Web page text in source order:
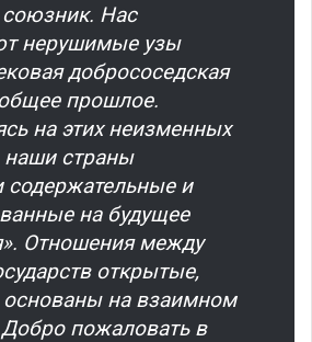
Нас
нерушимые узы
добрососедская
прошлое.
на этих неизменных
наши страны
содержательные и
на будущее
Отношения между
открытые,
на взаимном
пожаловать в